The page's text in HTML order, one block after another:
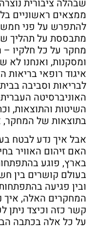
שבהלה ציבורית
ממצאים ראשוניים
להתפרש על פני
מתבססת על תהליך
מחקר על כל חלקיו –
ומסקנות, ואנחנו לא
איגוד רופאי בריאות
לבריאות וסביבה
האוניברסיטה
השיטות והתוצאות,
בתוצאות של המחקר,
אבל איך נדע לבטח
האם זיהום האוויר
בארץ, פוגע
בעולם קושרים בין
ובין פגיעה
המחקרים האלה, איך
קשר כזה וכיצד ניתן
על כל אלה בכתבה